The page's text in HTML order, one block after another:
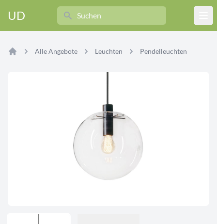
UD
Search
Alle Angebote Leuchten Pendelleuchten